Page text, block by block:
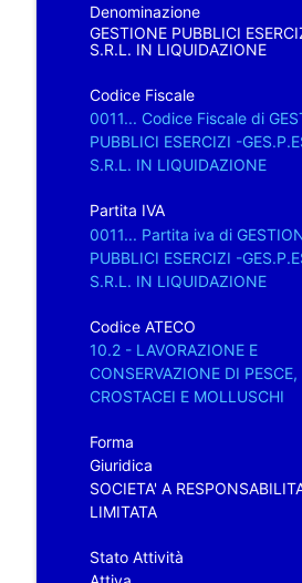
Denominazione
GESTIONE PUBBLICI
S.R.L. IN LIQUIDAZIONE
Codice Fiscale
0011... Codice Fiscale di
PUBBLICI ESERCIZI -
S.R.L. IN LIQUIDAZIONE
Partita IVA
0011... Partita iva di
PUBBLICI ESERCIZI -
S.R.L. IN LIQUIDAZIONE
Codice ATECO
10.2 - LAVORAZIONE E
CONSERVAZIONE DI PESCE,
CROSTACEI E MOLLUSCHI
Forma
Giuridica
SOCIETA' A
LIMITATA
Stato Attività